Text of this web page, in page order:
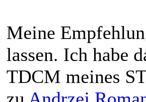
Meine
lassen. Ich habe
TDCM meines